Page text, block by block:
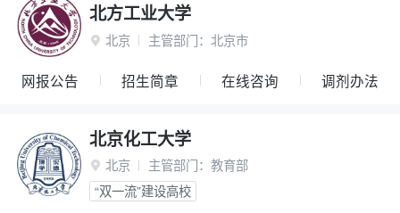
北方工业大学
 北京 主管部门： 北京市
网报公告 招生简章 在线咨询 调剂办法
北京化工大学
 北京 主管部门： 教育部
“双一流”建设高校